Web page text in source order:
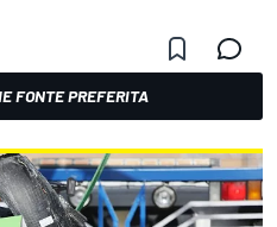
FONTE PREFERITA